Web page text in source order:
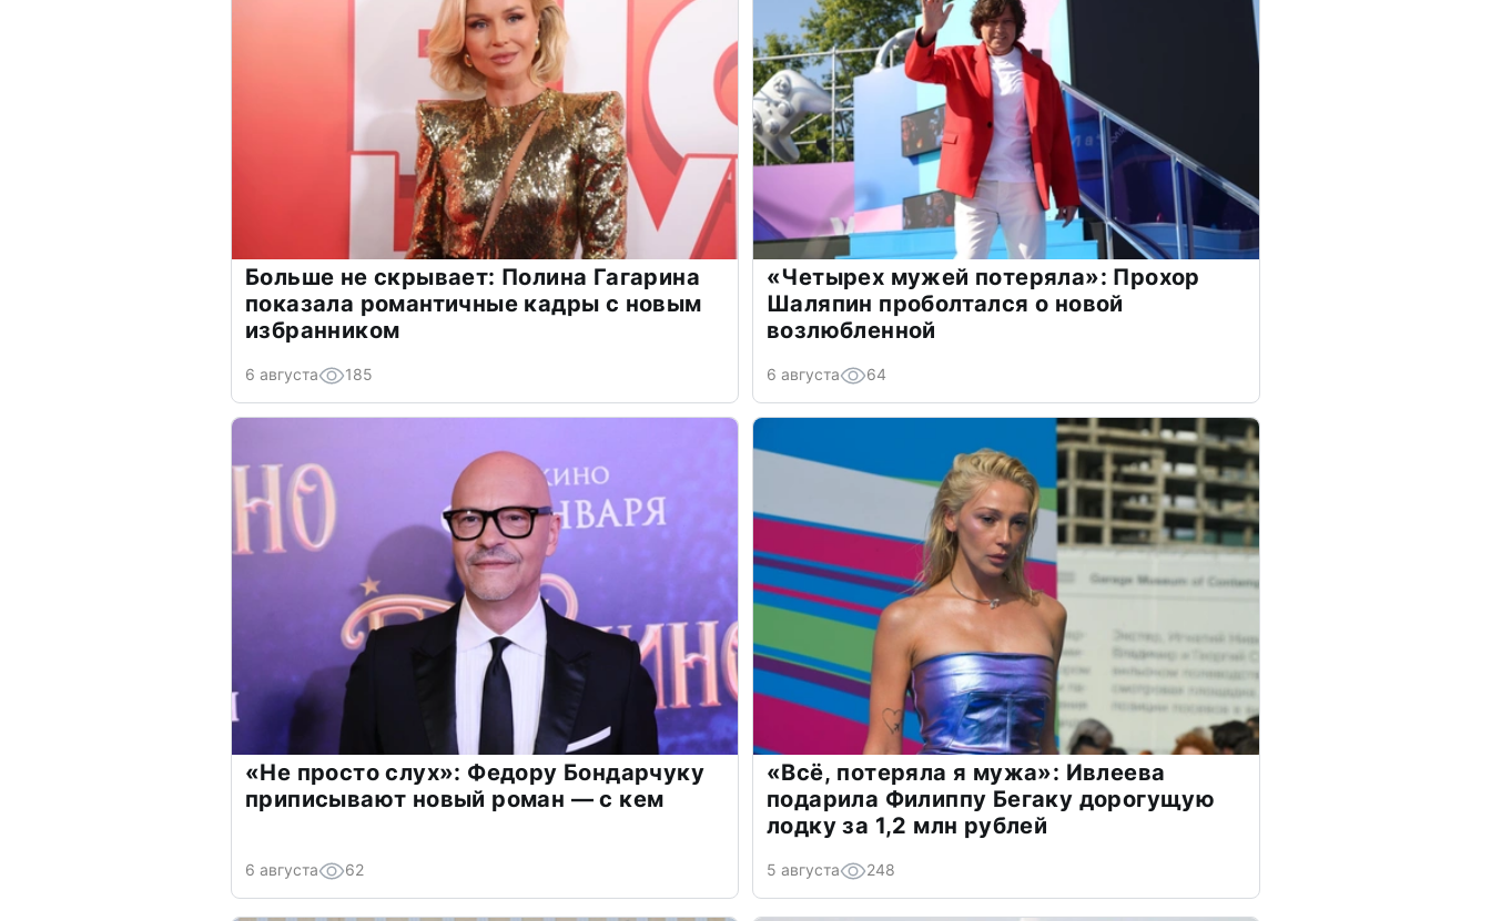
Больше не скрывает: Полина Гагарина
показала романтичные кадры с новым
избранником
6 августа 185
«Четырех мужей потеряла»: Прохор
Шаляпин проболтался о новой
возлюбленной
6 августа 64
«Не просто слух»: Федору Бондарчуку
приписывают новый роман — с кем
6 августа 62
«Всё, потеряла я мужа»: Ивлеева
подарила Филиппу Бегаку дорогущую
лодку за 1,2 млн рублей
5 августа 248